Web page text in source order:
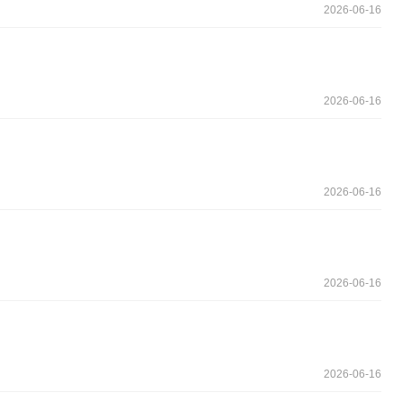
2026-06-16
2026-06-16
2026-06-16
2026-06-16
2026-06-16